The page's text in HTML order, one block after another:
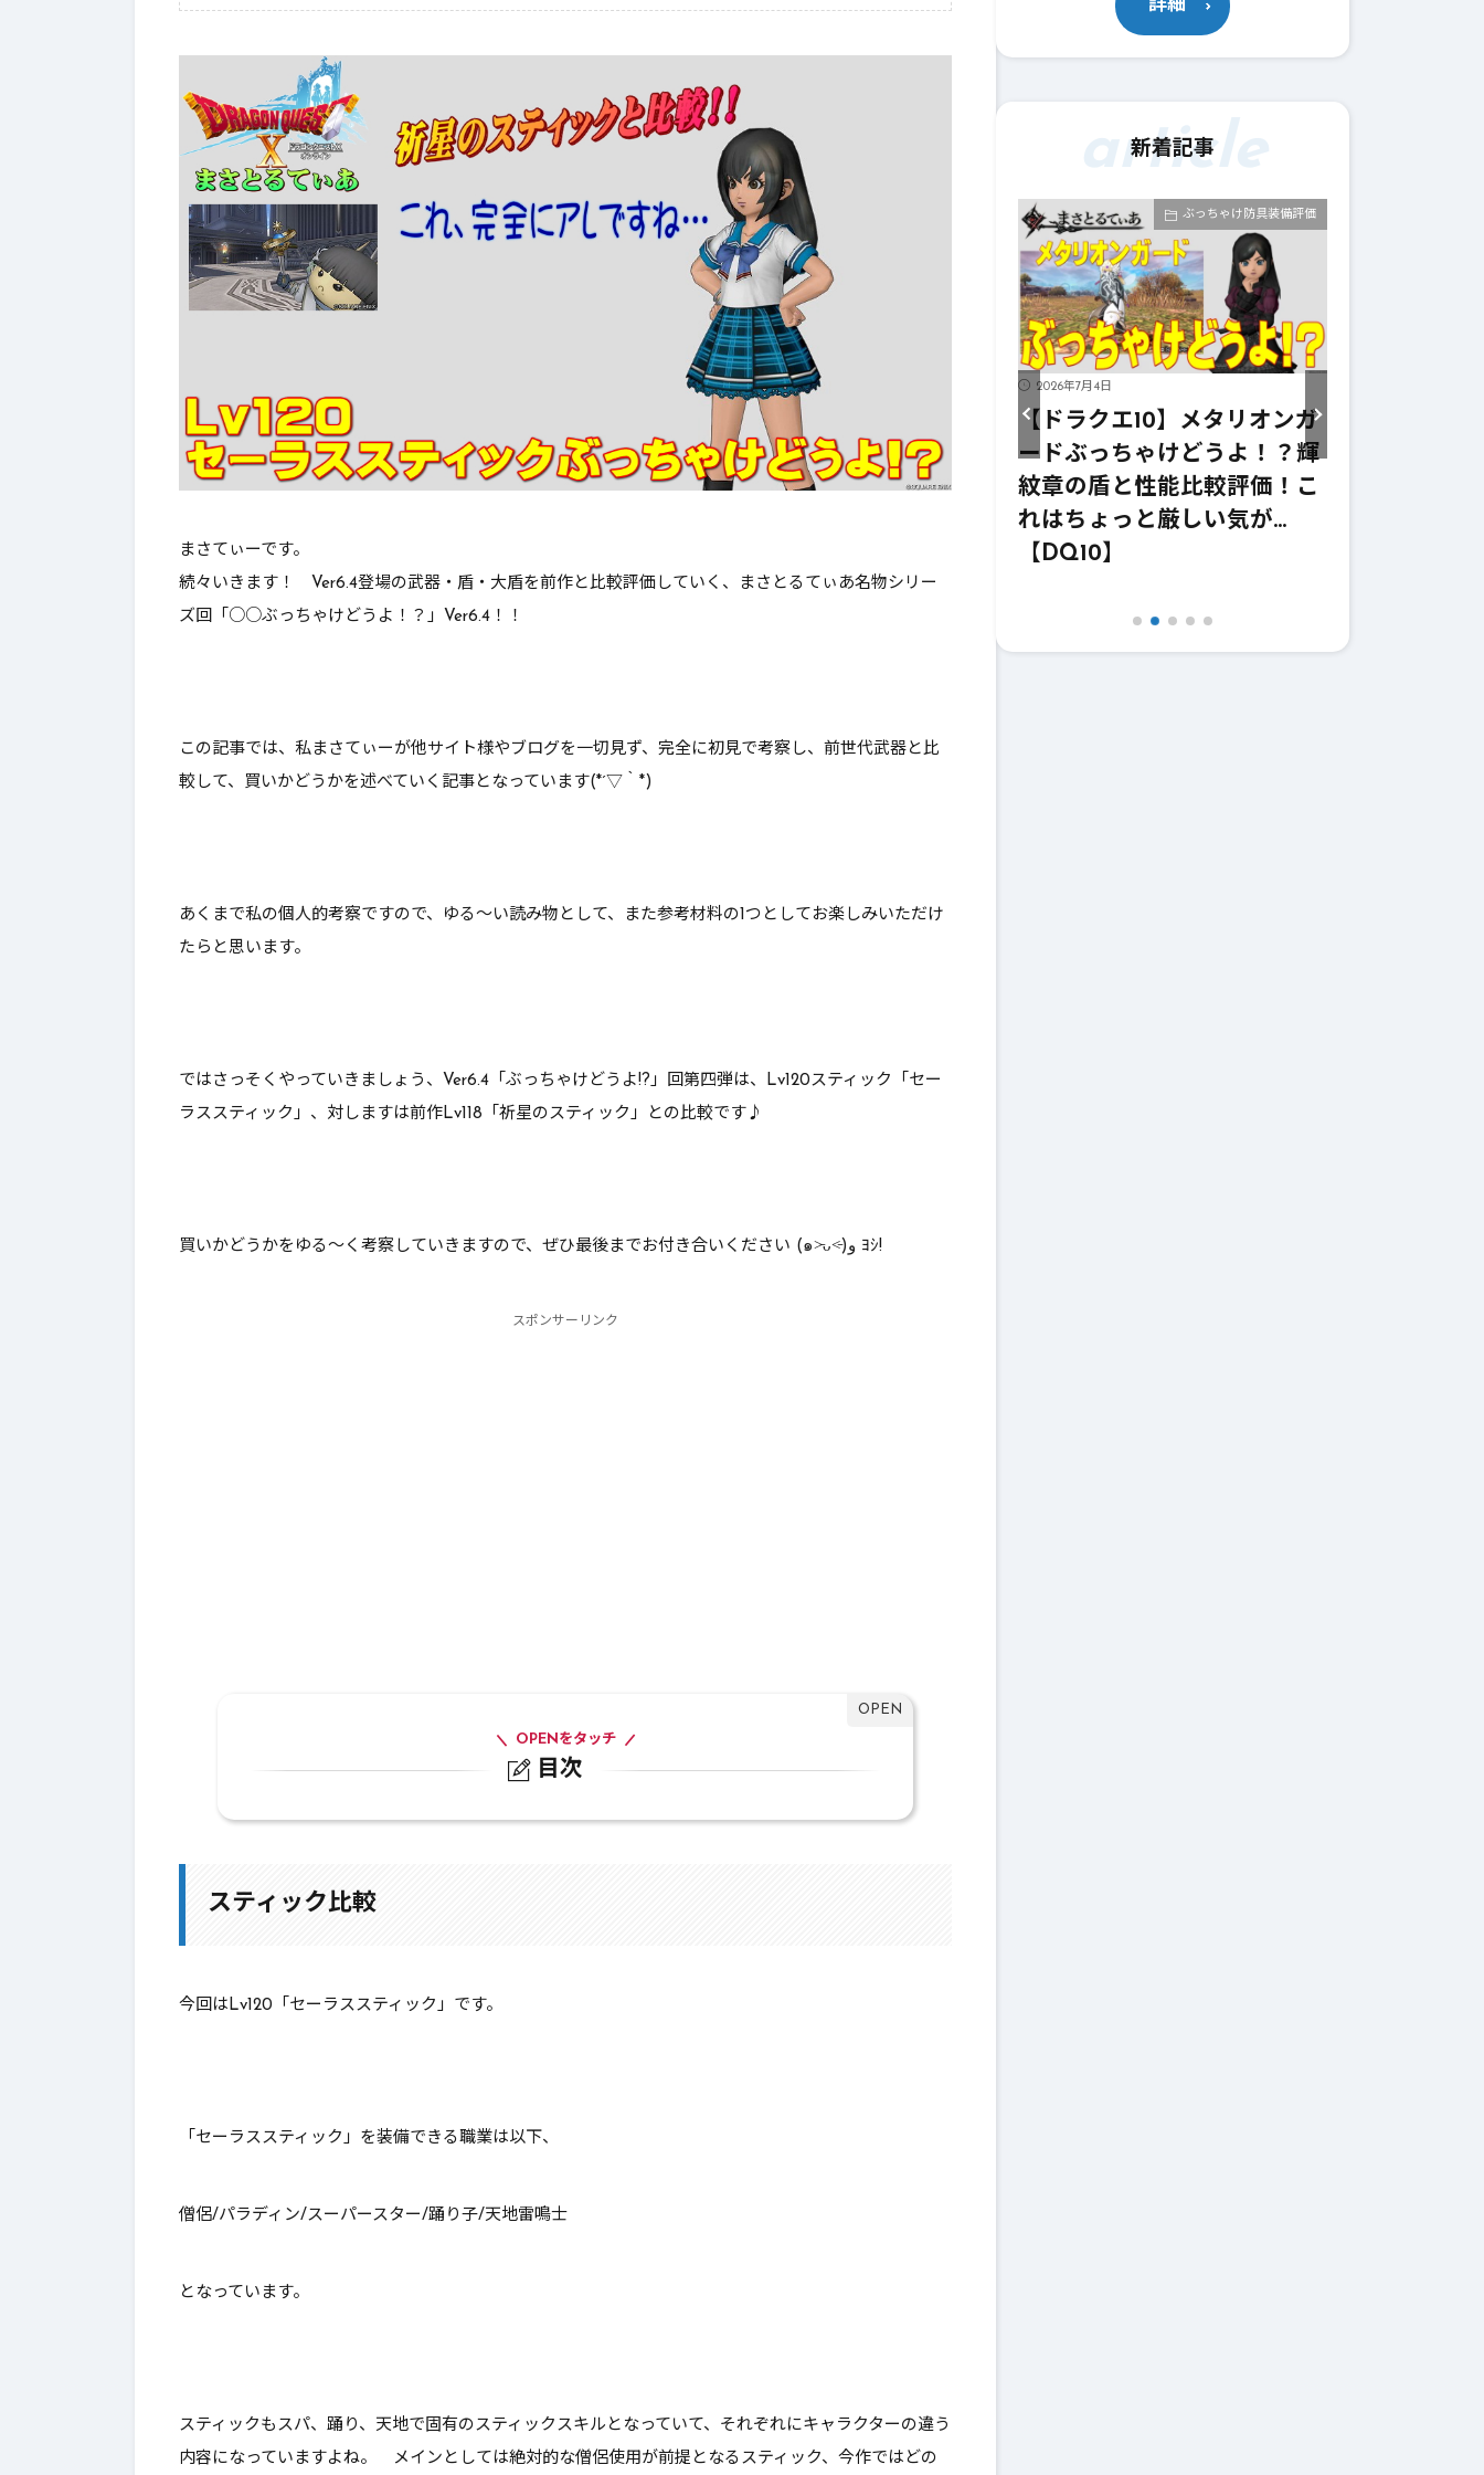
まさてぃーです。
続々いきます！ Ver6.4登場の武器・盾・大盾を前作と比較評価していく、まさとるてぃあ名物シリー
ズ回「 ○○ぶっちゃけどうよ！？ 」Ver6.4！！
この記事では、私まさてぃーが他サイト様やブログを一切見ず、完全に初見で考察し、前世代武器と比
較して、
買いかどうかを述べていく 記事となっています(*´▽｀*)
あくまで私の個人的考察ですので、ゆる～い読み物として、また参考材料の1つとしてお楽しみいただけ
たらと思います。
ではさっそくやっていきましょう、Ver6.4「ぶっちゃけどうよ!?」回第四弾は、Lv120スティック「セー
ラススティック」、対しますは前作Lv118「祈星のスティック」との比較です♪
買いかどうかをゆる～く考察していきますので、ぜひ最後までお付き合いください (๑˃̵ᴗ˂̵)و ﾖｼ!
スポンサーリンク
目次
OPENをタッチ
1-2. Lv118：祈星のスティック
2. 最後に～買いか？～
スティック比較
今回はLv120「セーラススティック」です。
「セーラススティック」を装備できる職業は以下、
僧侶/パラディン/スーパースター/踊り子/天地雷鳴士
となっています。
スティックもスパ、踊り、天地で固有のスティックスキルとなっていて、それぞれにキャラクターの違う
内容になっていますよね。 メインとしては絶対的な僧侶使用が前提となるスティック、今作ではどの
詳細
新着記事
article
ぶっちゃけ武器評価
【ドラクエ10】レーザーエッ
ジぶっちゃけどうよ！？クリ
スターライトと比較評価！な
功率が…【DQ10】【ブーメラ
ぶっちゃけ防具装備評価
ールドぶっちゃけどうよ！？
神樹の大盾と性能比較評価！
2026年7月4日
【ドラクエ10】メタリオンガ
ードぶっちゃけどうよ！？輝
紋章の盾と性能比較評価！こ
ぶっちゃけ武器評価
2026年7月4日
【ドラクエ10】メタリオンサ
イズぶっちゃけどうよ！？レ
イヴンサイズと性能比較評
価！強いけどどうなのこれｗ
【DQ10】【鎌】